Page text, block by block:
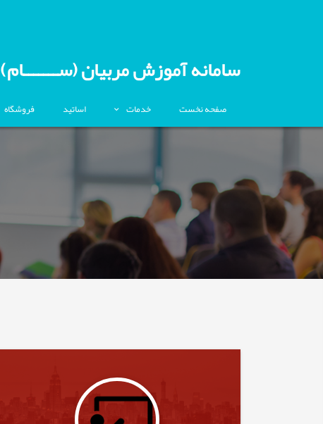
سامانه آموزش مربیان (ســـــــام)
صفحه نخست خدمات اساتید فروشگاه